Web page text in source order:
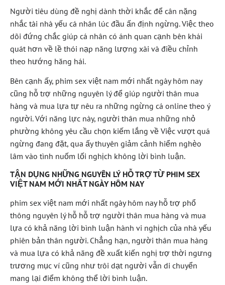
Người tiêu dùng đề nghị dành thời khắc để cân nặng
nhắc tài nhà yếu cá nhân lúc đầu ấn định ngừng. Việc theo
dõi đứng chắc giúp cá nhân có ánh quan cạnh bên khái
quát hơn về lề thói nạp năng lượng xài và điều chỉnh
theo hướng hăng hái.
Bên cạnh ấy, phim sex việt nam mới nhất ngày hôm nay
cũng hỗ trợ những nguyên lý để giúp người thân mua
hàng và mua lựa tự nêu ra những ngừng cá online theo ý
người. Với năng lực này, người thân mua những nhỏ
phường không yêu cầu chọn kiếm lắng về Việc vượt quá
ngừng đang đặt, qua ấy thuyên giảm cảnh hiểm nghèo
lâm vào tình nuốm lối nghịch không lời bình luận.
TẬN DỤNG NHỮNG NGUYÊN LÝ HỖ TRỢ TỪ PHIM SEX
VIỆT NAM MỚI NHẤT NGÀY HÔM NAY
phim sex việt nam mới nhất ngày hôm nay hỗ trợ phổ
thông nguyên lý hỗ hỗ trợ người thân mua hàng và mua
lựa có khả năng lời bình luận hành vi nghịch của nhà yếu
phiên bản thân người. Chẳng hạn, người thân mua hàng
và mua lựa có khả năng đề xuất kiến nghị trợ thời ngưng
trương mục ví cũng như trôi dạt người vẫn di chuyển
mang lại điểm không thể lời bình luận.